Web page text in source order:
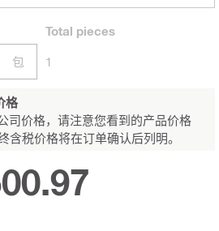
包
Total pieces
1
格
司价格，请注意您看到的产品价格
含税价格将在订单确认后列明。